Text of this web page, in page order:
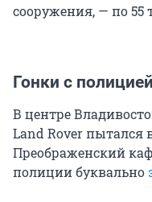
сооружения, — по 55
Гонки с полицией
В центре
Land Rover пытался
Преображенский
полиции буквально